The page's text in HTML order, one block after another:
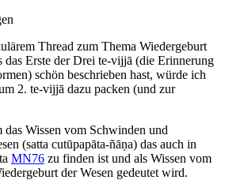
Thread zum Thema Wiedergeburt
das Erste der Drei te-vijjā (die Erinnerung
schön beschrieben hast, würde ich
2. te-vijjā dazu packen (und zur
das Wissen vom Schwinden und
(satta cutūpapāta-ñāṇa) das auch in
MN76 zu finden ist und als Wissen vom
der Wesen gedeutet wird.